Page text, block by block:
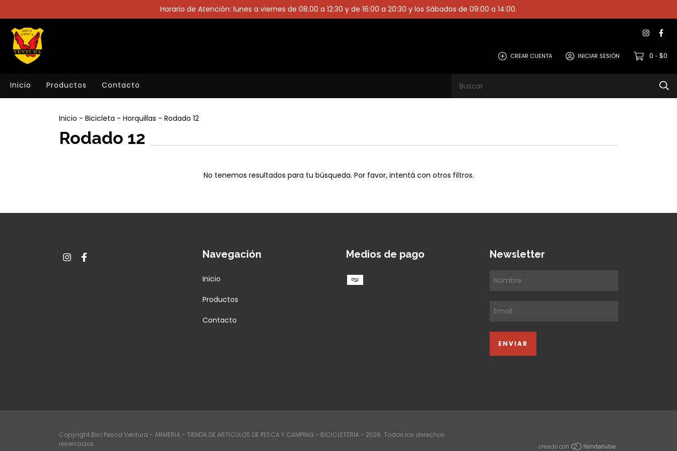
Horario de Atención: lunes a viernes de 08.00 a 12:30 y de 16:00 a 20:30 y los Sábados de 09:00 a 14:00.
CREAR CUENTA INICIAR SESIÓN 0 - $0
Inicio Productos Contacto
Inicio - Bicicleta - Horquillas - Rodado 12
Rodado 12
No tenemos resultados para tu búsqueda. Por favor, intentá con otros filtros.
Navegación
Inicio
Productos
Contacto
Medios de pago Newsletter
Copyright Bici Pesca Ventura - ARMERIA - TIENDA DE ARTICULOS DE PESCA Y CAMPING - BICICLETERIA - 2026. Todos los derechos
reservados.